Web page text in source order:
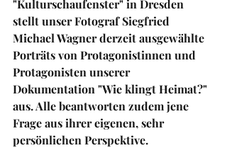
"Kulturschaufenster" in Dresden
stellt unser Fotograf Siegfried
Michael Wagner derzeit ausgewählte
Porträts von Protagonistinnen und
Protagonisten unserer
Dokumentation "Wie klingt Heimat?"
aus. Alle beantworten zudem jene
Frage aus ihrer eigenen, sehr
persönlichen Perspektive.